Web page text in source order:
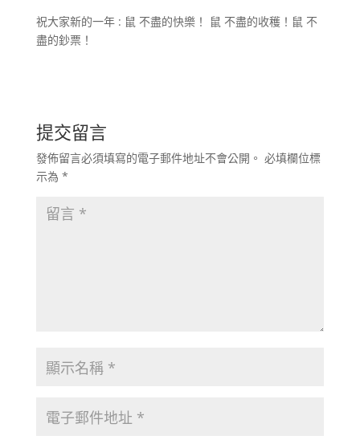
祝大家新的一年 : 鼠 不盡的快樂！ 鼠 不盡的收穫！鼠 不
盡的鈔票！
提交留言
發佈留言必須填寫的電子郵件地址不會公開。 必填欄位標
示為 *